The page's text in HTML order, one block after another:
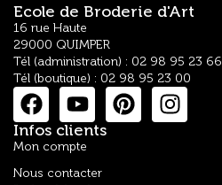
Ecole de Broderie d'Art
16 rue Haute
29000 QUIMPER
Tél (administration) : 02 98 95 23 66
Tél (boutique) : 02 98 95 23 00
Infos clients
Mon compte
Nous contacter